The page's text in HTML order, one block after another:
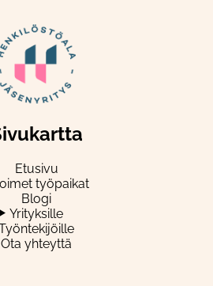
Etusivu
työpaikat
Blogi
Yrityksille
Ota yhteyttä